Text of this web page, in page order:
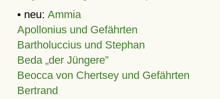
• neu: Ammia
Apollonius und Gefährten
Bartholuccius und Stephan
Beda „der Jüngere”
Beocca von Chertsey und Gefährten
Bertrand